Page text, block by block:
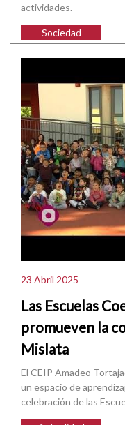
actividades.
Sociedad
23 Abril 2025
Las Escuelas
promueven la
Mislata
El CEIP Amadeo
un espacio de
celebración de las